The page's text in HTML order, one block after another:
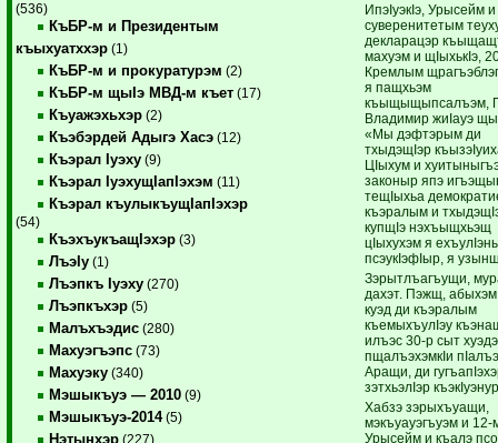
(536)
КъБР-м и Президентым
къыхуатххэр (1)
КъБР-м и прокуратурэм (2)
КъБР-м щыIэ МВД-м къет (17)
Къуажэхьхэр (2)
Къэбэрдей Адыгэ Хасэ (12)
Къэрал Iуэху (9)
Къэрал IуэхущIапIэхэм (11)
Къэрал къулыкъущIапIэхэр
(54)
КъэхъукъащIэхэр (3)
ЛъэIу (1)
Лъэпкъ Iуэху (270)
Лъэпкъхэр (5)
Малъхъэдис (280)
Махуэгъэпс (73)
Махуэку (340)
Мэшыкъуэ — 2010 (9)
Мэшыкъуэ-2014(5)
Нэтынхэр (227)
ИпэIуэкIэ, Урысейм
суверенитетым
декларацэр
махуэм и щIыхькIэ,
Кремлым
я пащхьэм
къыщыщыпсалъэм,
Владимир жиIауэ
«Мы дэфтэрым ди
тхыдэщIэр
ЦIыхум и
законыр япэ
тещIыхьа
къэралым и
купщIэ нэхъыщхьэщ
цIыхухэм я
псэукIэфIыр, я
Зэрытлъагъущи,
дахэт. Пэжщ,
куэд ди къэралым
къемыхъулIэу
илъэс 30-р сыт хуэдэ
пщалъэхэмкIи
Аращи, ди
зэтхьэлIэр
Хабзэ зэрыхъуащи,
мэкъуауэгъуэм и 12-
Урысейм и къалэ